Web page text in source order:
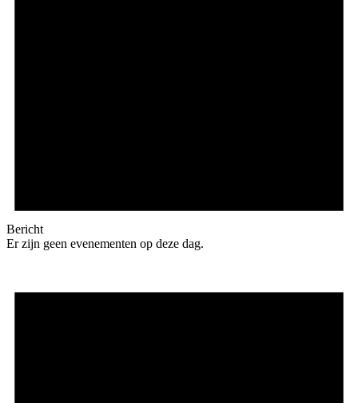
Bericht
Er zijn geen evenementen op deze dag.